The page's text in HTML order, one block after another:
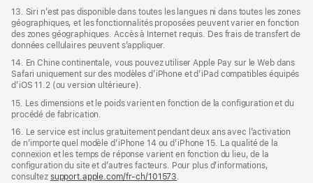
13. Siri n’est pas disponible dans toutes les langues ni dans toutes les zones
géographiques, et les fonctionnalités proposées peuvent varier en fonction
des zones géographiques. Accès à Internet requis. Des frais de transfert de
données cellulaires peuvent s’appliquer.
14. En Chine continentale, vous pouvez utiliser Apple Pay sur le Web dans
Safari uniquement sur des modèles d’iPhone et d’iPad compatibles équipés
d’iOS 11.2 (ou version ultérieure).
15. Les dimensions et le poids varient en fonction de la configuration et du
procédé de fabrication.
16. Le service est inclus gratuitement pendant deux ans avec l’activation
de n’importe quel modèle d’iPhone 14 ou d’iPhone 15. La qualité de la
connexion et les temps de réponse varient en fonction du lieu, de la
configuration du site et d’autres facteurs. Pour plus d’informations,
consultez support.apple.com/fr-ch/101573.